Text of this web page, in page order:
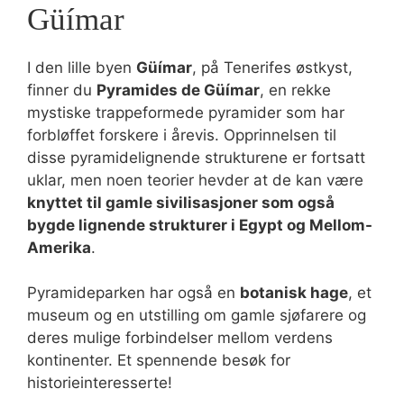
Güímar
I den lille byen Güímar, på Tenerifes østkyst,
finner du Pyramides de Güímar, en rekke
mystiske trappeformede pyramider som har
forbløffet forskere i årevis. Opprinnelsen til
disse pyramidelignende strukturene er fortsatt
uklar, men noen teorier hevder at de kan være
knyttet til gamle sivilisasjoner som også
bygde lignende strukturer i Egypt og Mellom-
Amerika.
Pyramideparken har også en botanisk hage, et
museum og en utstilling om gamle sjøfarere og
deres mulige forbindelser mellom verdens
kontinenter. Et spennende besøk for
historieinteresserte!